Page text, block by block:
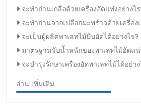
จะทำถ่านเกลือด้วยเครื่องอัดแท่งอย่างไ
จะทำถ่านจากเปลือกมะพร้าวด้วยเครื่อง
จะเป็นผู้ผลิตพาเลทไม้บีบอัดได้อย่างไร?
มาตรฐานรับน้ำหนักของพาเลทไม้อัดแ
จะบำรุงรักษาเครื่องอัดพาเลทไม้ได้อย่า
อ่าน เพิ่มเติม